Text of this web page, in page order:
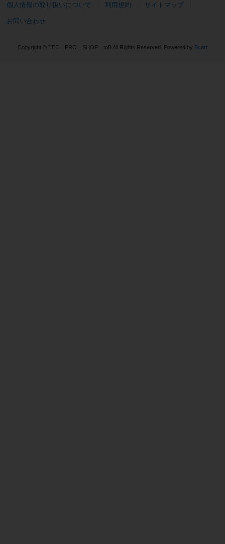
個人情報の取り扱いについて 利用規約 サイトマップ
お問い合わせ
Copyright © TEC PRO SHOP toB All Rights Reserved. Powered by Bcart